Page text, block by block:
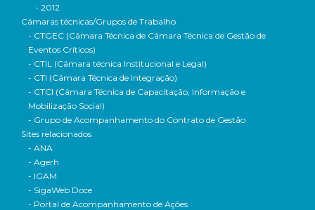
- 2012
Câmaras técnicas/Grupos de Trabalho
- CTGEC (Câmara Técnica de Câmara Técnica de Gestão de
Eventos Críticos)
- CTIL (Câmara técnica Institucional e Legal)
- CTI (Câmara Técnica de Integração)
- CTCI (Câmara Técnica de Capacitação, Informação e
Mobilização Social)
- Grupo de Acompanhamento do Contrato de Gestão
Sites relacionados
- ANA
- Agerh
- IGAM
- SigaWeb Doce
- Portal de Acompanhamento de Ações